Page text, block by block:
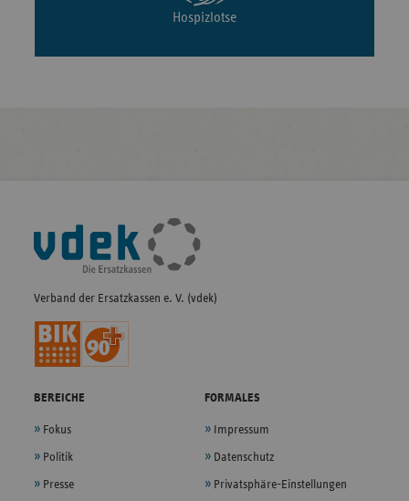
Hospizlotse
Fußleisten-
Navigation
Verband der Ersatzkassen e. V. (vdek)
BEREICHE
Fokus
Politik
Presse
FORMALES
Impressum
Datenschutz
Privatsphäre-Einstellungen